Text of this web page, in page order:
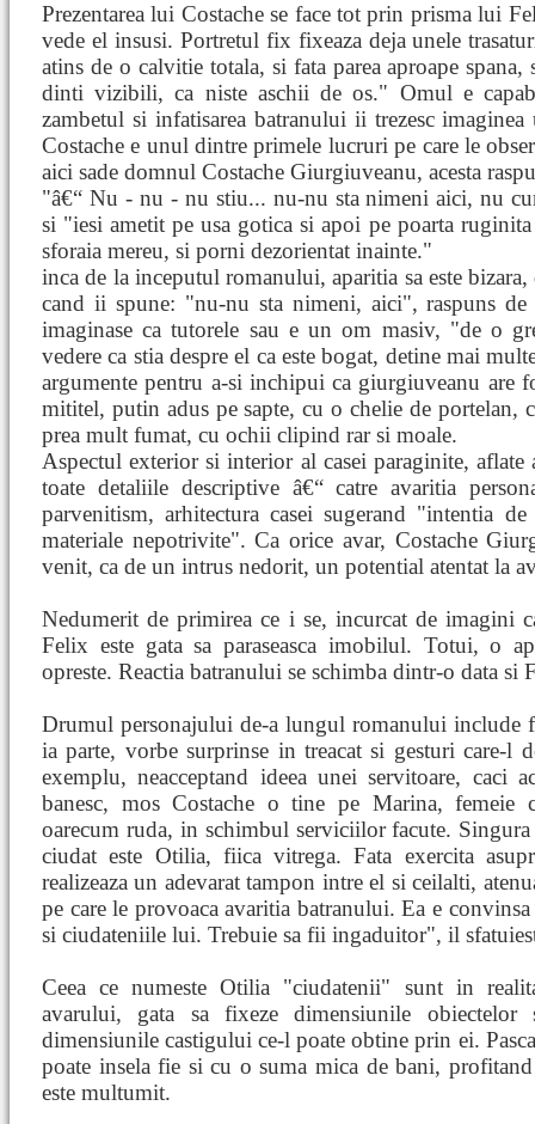
Prezentarea lui Costache se face tot prin prisma lui
vede el insusi. Portretul fix fixeaza deja unele
atins de o calvitie totala, si fata parea aproape
dinti vizibili, ca niste aschii de os." Omul e
zambetul si infatisarea batranului ii trezesc
Costache e unul dintre primele lucruri pe care le
aici sade domnul Costache Giurgiuveanu, acesta
"â€“ Nu - nu - nu stiu... nu-nu sta nimeni aici, nu
si "iesi ametit pe usa gotica si apoi pe poarta
sforaia mereu, si porni dezorientat inainte."
inca de la inceputul romanului, aparitia sa este
cand ii spune: "nu-nu sta nimeni, aici", raspuns
imaginase ca tutorele sau e un om masiv, "de o
vedere ca stia despre el ca este bogat, detine mai
argumente pentru a-si inchipui ca giurgiuveanu are
mititel, putin adus pe sapte, cu o chelie de portelan,
prea mult fumat, cu ochii clipind rar si moale.
Aspectul exterior si interior al casei paraginite,
toate detaliile descriptive â€“ catre avaritia
parvenitism, arhitectura casei sugerand "intentia
materiale nepotrivite". Ca orice avar, Costache
venit, ca de un intrus nedorit, un potential atentat la
Nedumerit de primirea ce i se, incurcat de imagini
Felix este gata sa paraseasca imobilul. Totui, o
opreste. Reactia batranului se schimba dintr-o data si
Drumul personajului de-a lungul romanului include
ia parte, vorbe surprinse in treacat si gesturi care-l
exemplu, neacceptand ideea unei servitoare, caci
banesc, mos Costache o tine pe Marina, femeie
oarecum ruda, in schimbul serviciilor facute.
ciudat este Otilia, fiica vitrega. Fata exercita
realizeaza un adevarat tampon intre el si ceilalti,
pe care le provoaca avaritia batranului. Ea e
si ciudateniile lui. Trebuie sa fii ingaduitor", il
Ceea ce numeste Otilia "ciudatenii" sunt in
avarului, gata sa fixeze dimensiunile
dimensiunile castigului ce-l poate obtine prin ei.
poate insela fie si cu o suma mica de bani,
este multumit.